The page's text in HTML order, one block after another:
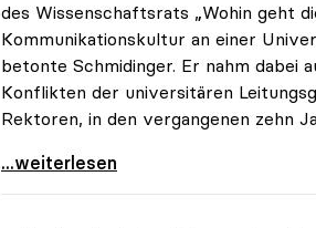
des Wissenschaftsrats „Wohin geht
Kommunikationskultur an einer
betonte Schmidinger. Er nahm dabei
Konflikten der universitären
Rektoren, in den vergangenen zehn
Schmidinger: Defizite in
...weiterlesen